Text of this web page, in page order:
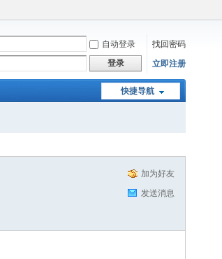
自动登录
找回密码
登录 立即注册
快捷导航
加为好友
发送消息